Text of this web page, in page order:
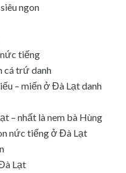
ngon
tiếng
cá trứ danh
– miến ở Đà Lạt danh
– nhất là nem bà Hùng
nức tiếng ở Đà Lạt
Lạt